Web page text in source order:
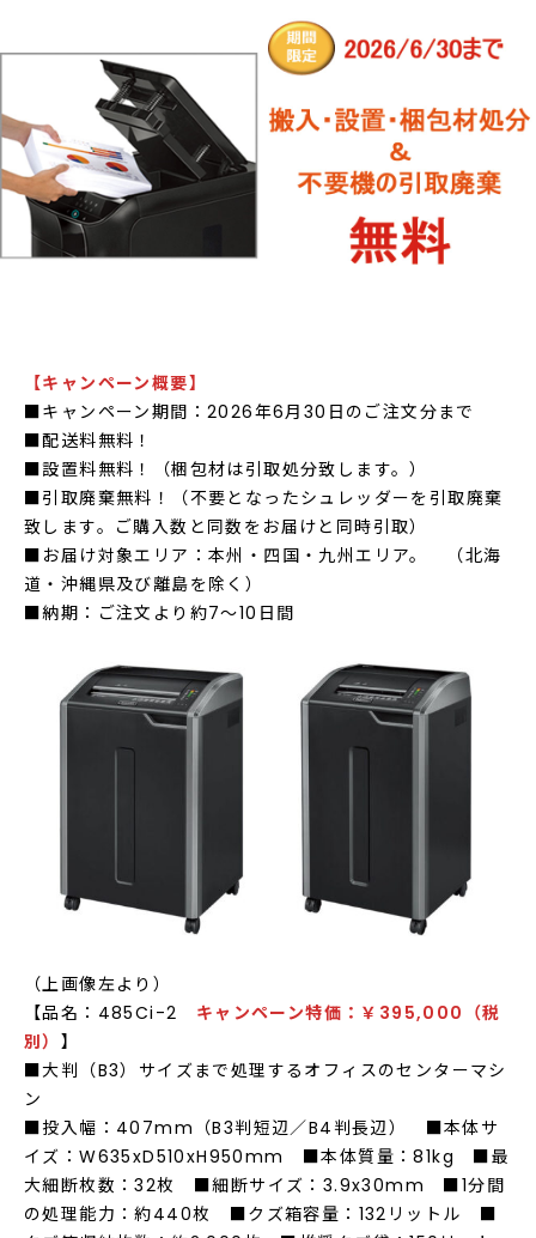
【キャンペーン概要】
■キャンペーン期間：2026年6月30日のご注文分まで
■配送料無料！
■設置料無料！（梱包材は引取処分致します。）
■引取廃棄無料！（不要となったシュレッダーを引取廃棄
致します。ご購入数と同数をお届けと同時引取）
■お届け対象エリア：本州・四国・九州エリア。 （北海
道・沖縄県及び離島を除く）
■納期：ご注文より約7～10日間
（上画像左より）
【品名：485Ci-2 キャンペーン特価：￥395,000（税
別） 】
■大判（B3）サイズまで処理するオフィスのセンターマシ
ン
■投入幅：407mm（B3判短辺／B4判長辺） ■本体サ
イズ：W635xD510xH950mm ■本体質量：81kg ■最
大細断枚数：32枚 ■細断サイズ：3.9x30mm ■1分間
の処理能力：約440枚 ■クズ箱容量：132リットル ■